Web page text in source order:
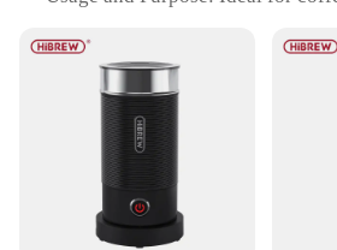
Performance and Property:
for lattes and cappuccinos
Shape or Size or Weight or
design, easy to store and use
Parts and Accessories: Comes
attachment for added functionality
Features:
|Wholesale|Vendors|